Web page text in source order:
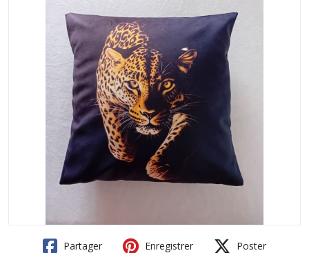
Partager Enregistrer Poster